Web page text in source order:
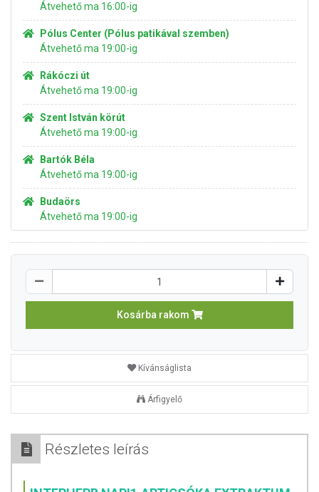
Átvehető ma 16:00-ig
Pólus Center (Pólus patikával szemben)
Átvehető ma 19:00-ig
Rákóczi út
Átvehető ma 19:00-ig
Szent István körút
Átvehető ma 19:00-ig
Bartók Béla
Átvehető ma 19:00-ig
Budaörs
Átvehető ma 19:00-ig
Kosárba rakom
Kívánságlista
Árfigyelő
Részletes leírás